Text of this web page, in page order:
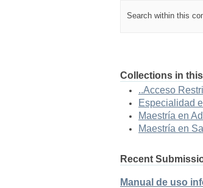
Search within this
Collections in
..Acceso
Especialidad
Maestría en
Maestría en
Recent
Manual de uso